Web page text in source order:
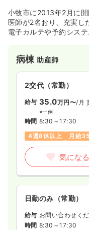
小牧市に2013年2月に
医師が2名おり、充実し
電子カルテや予約シス
病棟 助産師
2交代（常勤）
給与 35.0万円〜/月
※一例
時間 8:30～17:30
4週8休以上
月給
気になる
日勤のみ（常勤）
給与 お問い合わせく
時間 8:30～17:30